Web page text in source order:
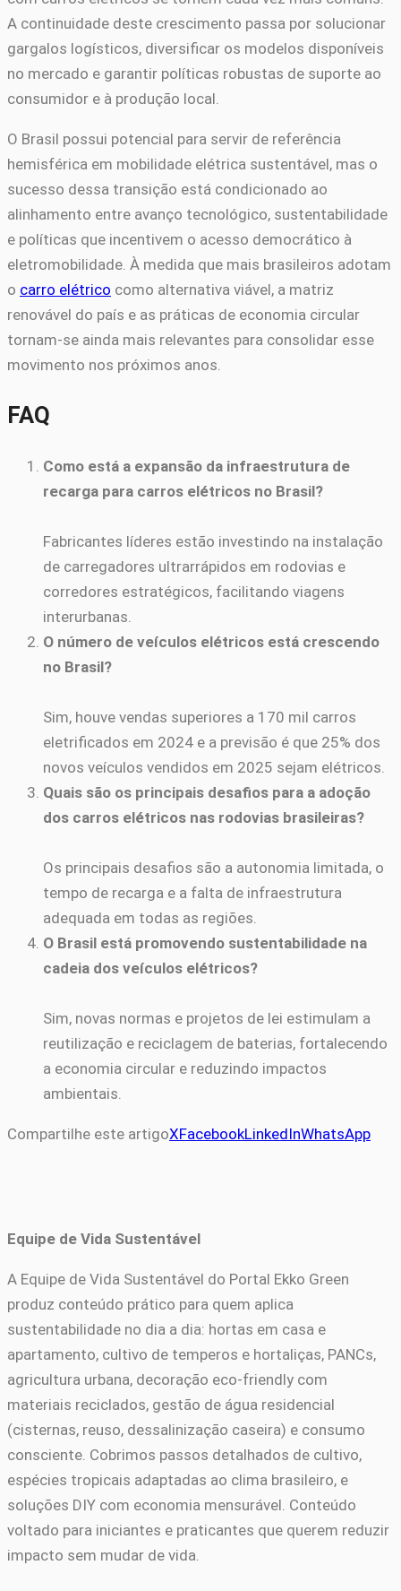
A continuidade deste crescimento passa por solucionar
gargalos logísticos, diversificar os modelos disponíveis
no mercado e garantir políticas robustas de suporte ao
consumidor e à produção local.
O Brasil possui potencial para servir de referência
hemisférica em mobilidade elétrica sustentável, mas o
sucesso dessa transição está condicionado ao
alinhamento entre avanço tecnológico, sustentabilidade
e políticas que incentivem o acesso democrático à
eletromobilidade. À medida que mais brasileiros adotam
o carro elétrico como alternativa viável, a matriz
renovável do país e as práticas de economia circular
tornam-se ainda mais relevantes para consolidar esse
movimento nos próximos anos.
FAQ
Como está a expansão da infraestrutura de
recarga para carros elétricos no Brasil?
Fabricantes líderes estão investindo na instalação
de carregadores ultrarrápidos em rodovias e
corredores estratégicos, facilitando viagens
interurbanas.
O número de veículos elétricos está crescendo
no Brasil?
Sim, houve vendas superiores a 170 mil carros
eletrificados em 2024 e a previsão é que 25% dos
novos veículos vendidos em 2025 sejam elétricos.
Quais são os principais desafios para a adoção
dos carros elétricos nas rodovias brasileiras?
Os principais desafios são a autonomia limitada, o
tempo de recarga e a falta de infraestrutura
adequada em todas as regiões.
O Brasil está promovendo sustentabilidade na
cadeia dos veículos elétricos?
Sim, novas normas e projetos de lei estimulam a
reutilização e reciclagem de baterias, fortalecendo
a economia circular e reduzindo impactos
ambientais.
Compartilhe este artigoXFacebookLinkedInWhatsApp
Equipe de Vida Sustentável
A Equipe de Vida Sustentável do Portal Ekko Green
produz conteúdo prático para quem aplica
sustentabilidade no dia a dia: hortas em casa e
apartamento, cultivo de temperos e hortaliças, PANCs,
agricultura urbana, decoração eco-friendly com
materiais reciclados, gestão de água residencial
(cisternas, reuso, dessalinização caseira) e consumo
consciente. Cobrimos passos detalhados de cultivo,
espécies tropicais adaptadas ao clima brasileiro, e
soluções DIY com economia mensurável. Conteúdo
voltado para iniciantes e praticantes que querem reduzir
impacto sem mudar de vida.